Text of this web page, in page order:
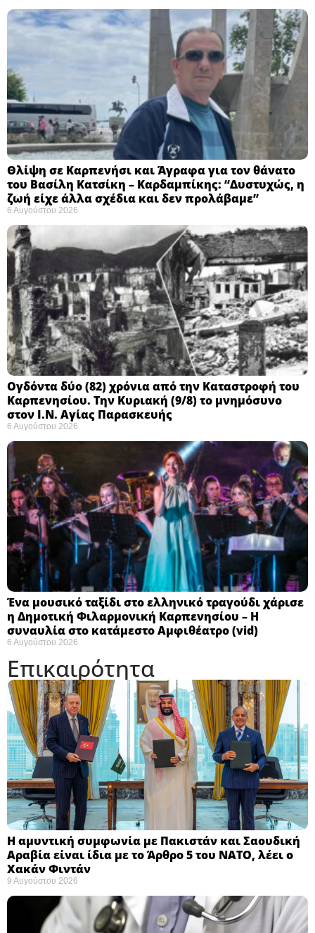
Θλίψη σε Καρπενήσι και Άγραφα για τον θάνατο
του Βασίλη Κατσίκη – Καρδαμπίκης: “Δυστυχώς, η
ζωή είχε άλλα σχέδια και δεν προλάβαμε”
6 Αυγούστου 2026
Ογδόντα δύο (82) χρόνια από την Καταστροφή του
Καρπενησίου. Την Κυριακή (9/8) το μνημόσυνο
στον Ι.Ν. Αγίας Παρασκευής
6 Αυγούστου 2026
Ένα μουσικό ταξίδι στο ελληνικό τραγούδι χάρισε
η Δημοτική Φιλαρμονική Καρπενησίου – Η
συναυλία στο κατάμεστο Αμφιθέατρο (vid)
6 Αυγούστου 2026
Επικαιρότητα
Η αμυντική συμφωνία με Πακιστάν και Σαουδική
Αραβία είναι ίδια με το Άρθρο 5 του ΝΑΤΟ, λέει ο
Χακάν Φιντάν ​
9 Αυγούστου 2026